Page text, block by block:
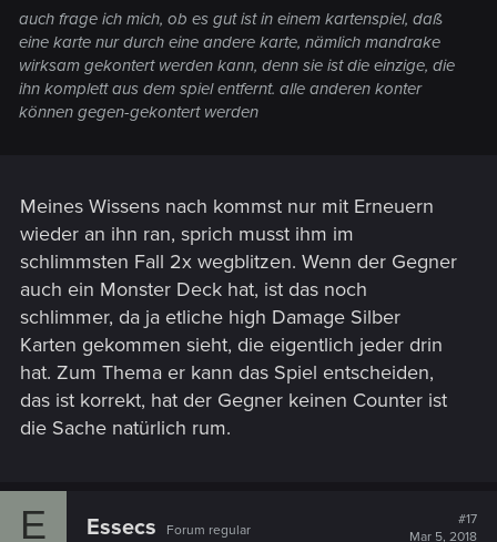
auch frage ich mich, ob es gut ist in einem kartenspiel, daß
eine karte nur durch eine andere karte, nämlich mandrake
wirksam gekontert werden kann, denn sie ist die einzige, die
ihn komplett aus dem spiel entfernt. alle anderen konter
können gegen-gekontert werden
Meines Wissens nach kommst nur mit Erneuern
wieder an ihn ran, sprich musst ihm im
schlimmsten Fall 2x wegblitzen. Wenn der Gegner
auch ein Monster Deck hat, ist das noch
schlimmer, da ja etliche high Damage Silber
Karten gekommen sieht, die eigentlich jeder drin
hat. Zum Thema er kann das Spiel entscheiden,
das ist korrekt, hat der Gegner keinen Counter ist
die Sache natürlich rum.
E Essecs Forum regular
#17
Mar 5, 2018